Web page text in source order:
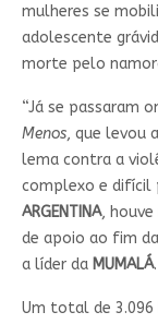
mulheres se
adolescente
morte pelo
“Já se passaram
Menos, que levou
lema contra a
complexo e difícil
ARGENTINA,
de apoio ao fim
a líder da MUMALÁ.
Um total de 3.096